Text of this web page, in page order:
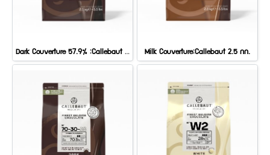
Dark Couverture 57.9% :Callebaut 2.5 กก. Milk Couverture:Callebaut 2.5 กก.